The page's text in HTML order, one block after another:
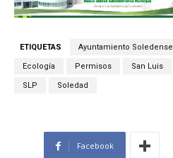
ETIQUETAS Ayuntamiento Soledense
Ecología Permisos San Luis
SLP Soledad
Facebook